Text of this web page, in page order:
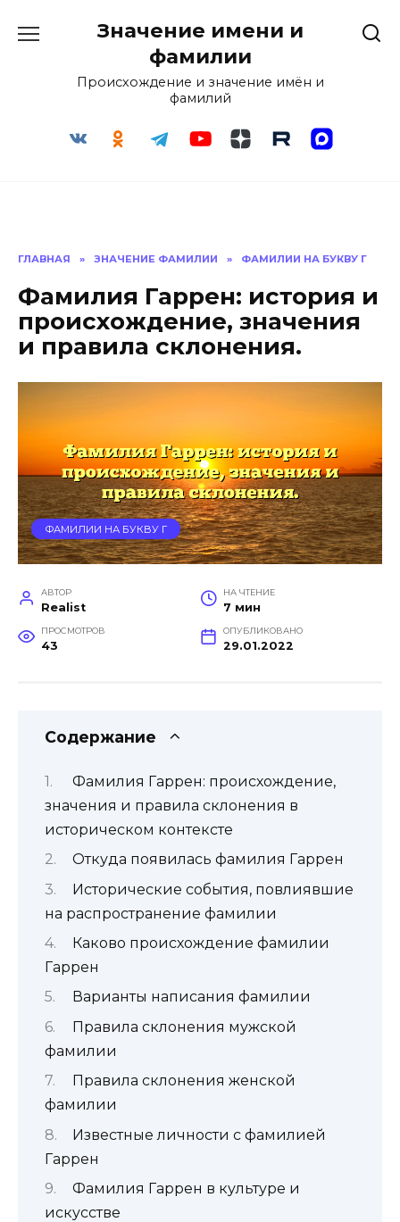
Значение имени и
фамилии
Происхождение и значение имён и
фамилий
ГЛАВНАЯ » ЗНАЧЕНИЕ ФАМИЛИИ » ФАМИЛИИ НА БУКВУ Г
Фамилия Гаррен: история и
происхождение, значения
и правила склонения.
ФАМИЛИИ НА БУКВУ Г
АВТОР
Realist
НА ЧТЕНИЕ
7 мин
ПРОСМОТРОВ
43
ОПУБЛИКОВАНО
29.01.2022
Содержание
Фамилия Гаррен: происхождение,
значения и правила склонения в
историческом контексте
Откуда появилась фамилия Гаррен
Исторические события, повлиявшие
на распространение фамилии
Каково происхождение фамилии
Гаррен
Варианты написания фамилии
Правила склонения мужской
фамилии
Правила склонения женской
фамилии
Известные личности с фамилией
Гаррен
Фамилия Гаррен в культуре и
искусстве